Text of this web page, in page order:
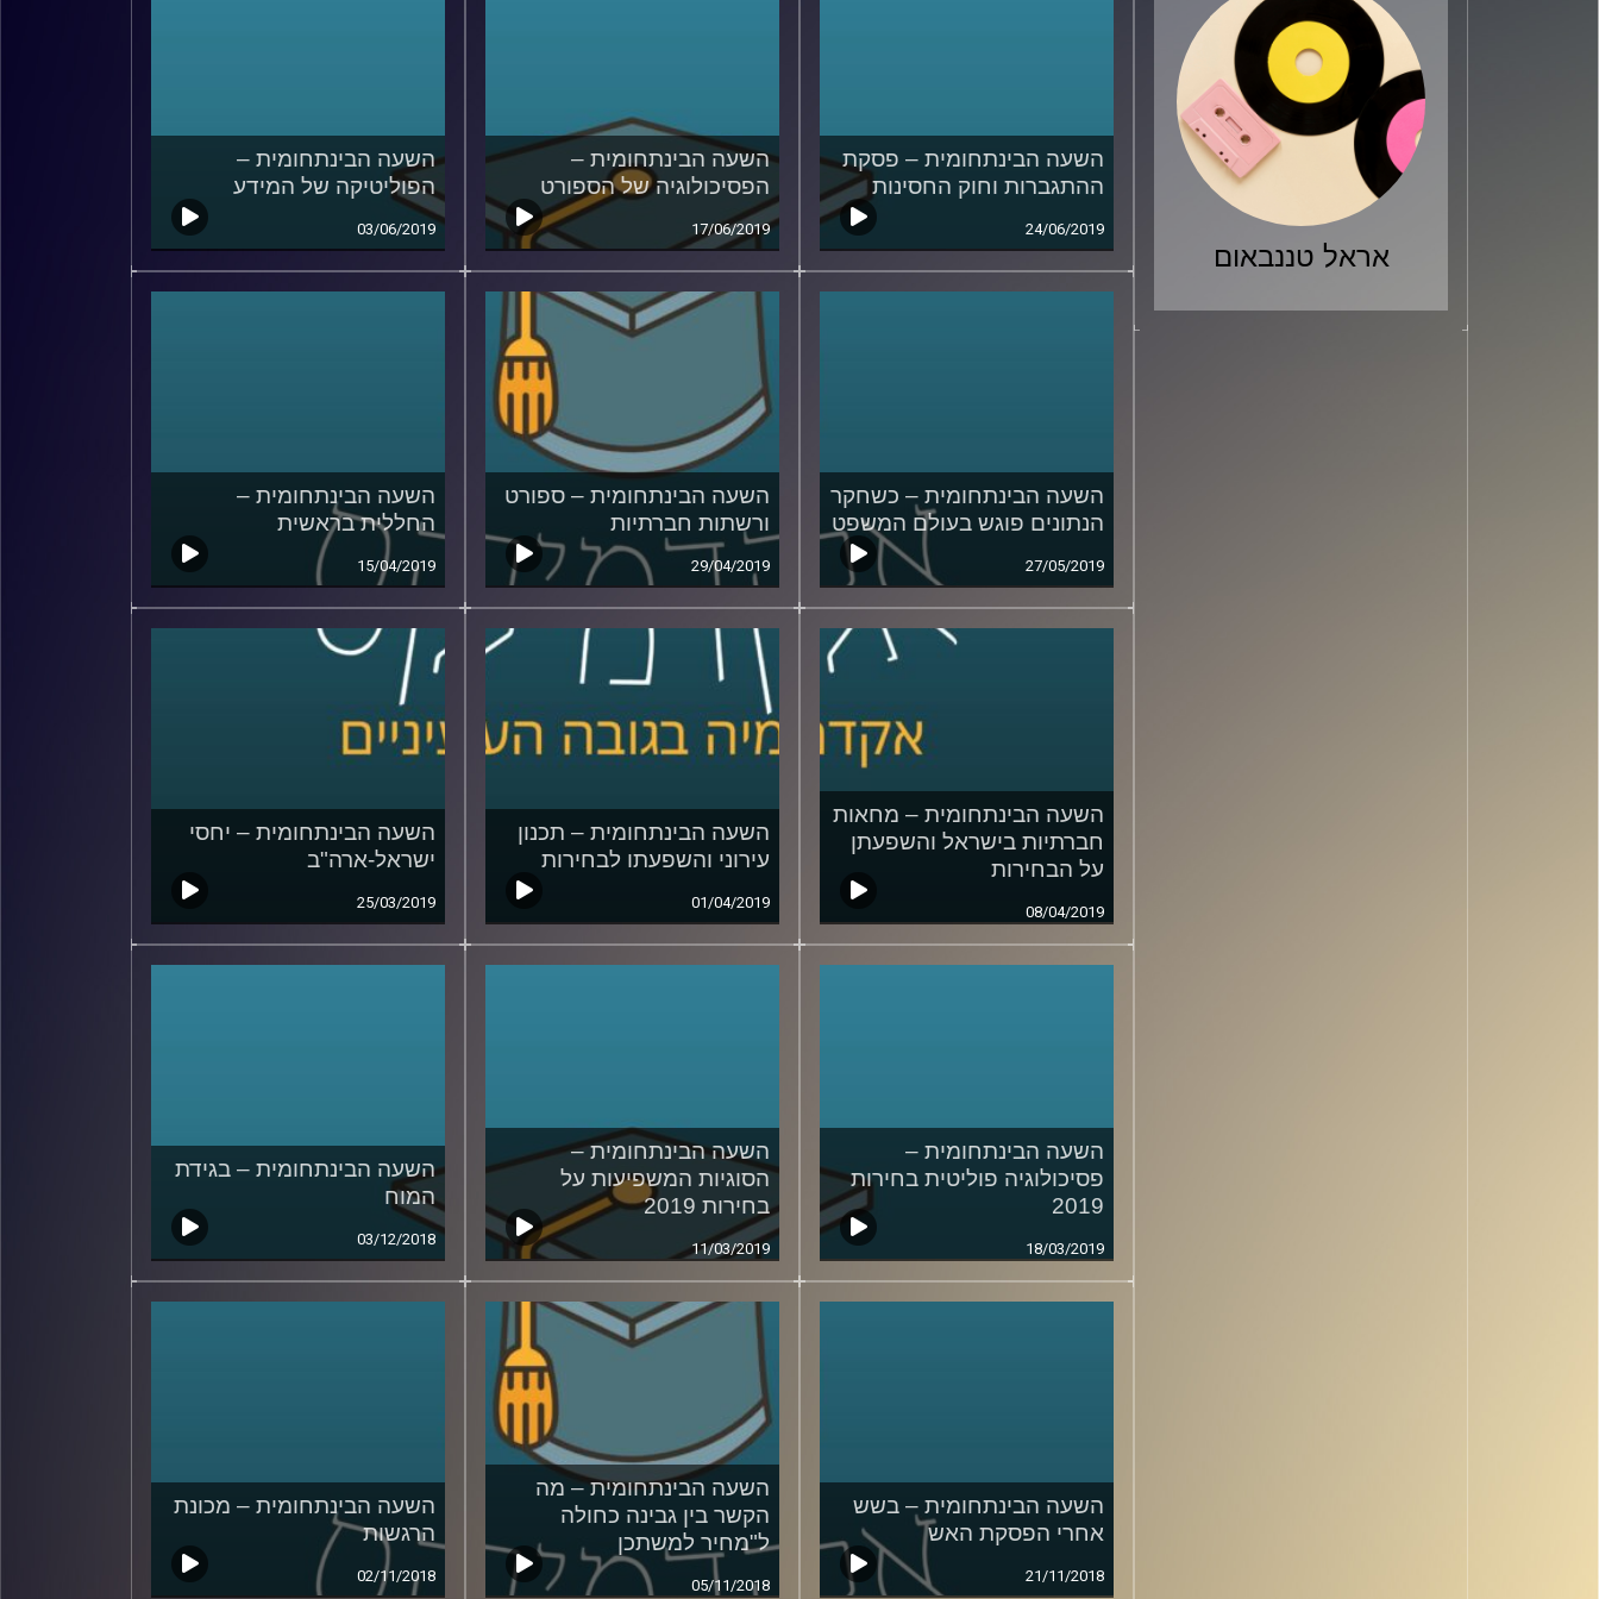
אראל טננבאום
השעה הבינתחומית – פסקת
ההתגברות וחוק החסינות
24/06/2019
השעה הבינתחומית –
הפסיכולוגיה של הספורט
17/06/2019
השעה הבינתחומית –
הפוליטיקה של המידע
03/06/2019
השעה הבינתחומית – כשחקר
הנתונים פוגש בעולם המשפט
27/05/2019
השעה הבינתחומית – ספורט
ורשתות חברתיות
29/04/2019
השעה הבינתחומית –
החללית בראשית
15/04/2019
השעה הבינתחומית – מחאות
חברתיות בישראל והשפעתן
על הבחירות
08/04/2019
השעה הבינתחומית – תכנון
עירוני והשפעתו לבחירות
01/04/2019
השעה הבינתחומית – יחסי
ישראל-ארה"ב
25/03/2019
השעה הבינתחומית –
פסיכולוגיה פוליטית בחירות
2019
18/03/2019
השעה הבינתחומית –
הסוגיות המשפיעות על
בחירות 2019
11/03/2019
השעה הבינתחומית – בגידת
המוח
03/12/2018
השעה הבינתחומית – בשש
אחרי הפסקת האש
21/11/2018
השעה הבינתחומית – מה
הקשר בין גבינה כחולה
ל"מחיר למשתכן
05/11/2018
השעה הבינתחומית – מכונת
הרגשות
02/11/2018